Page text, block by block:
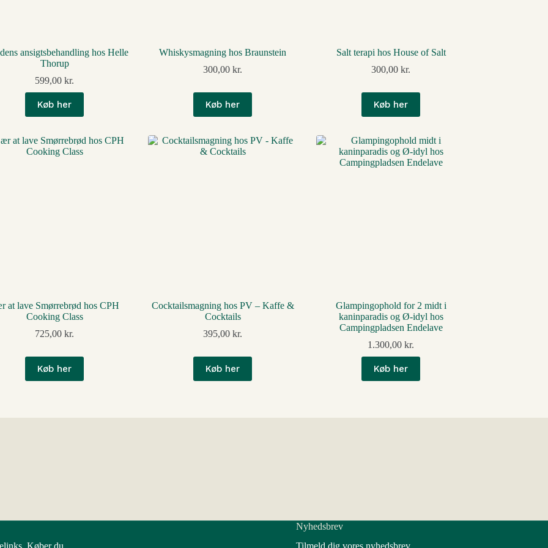
ansigtsbehandling hos Helle
Thorup
599,00kr.
Køb her
Whiskysmagning hos Braunstein
300,00kr.
Køb her
Salt terapi hos House of Salt
300,00kr.
Køb her
at lave Smørrebrød hos CPH
Cooking Class
725,00kr.
Køb her
Cocktailsmagning hos PV – Kaffe &
Cocktails
395,00kr.
Køb her
Glampingophold for 2 midt i
kaninparadis og Ø-idyl hos
Campingpladsen Endelave
1.300,00kr.
Køb her
Nyhedsbrev